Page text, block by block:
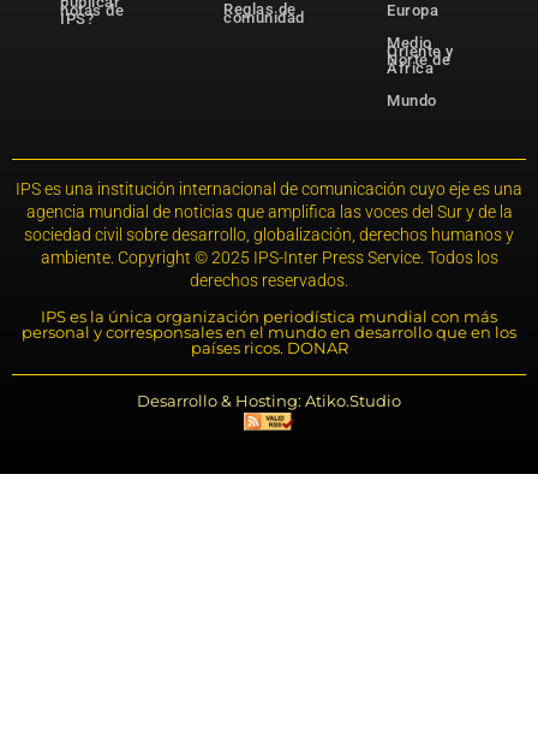
notas de
IPS?
Reglas de
comunidad
Europa
Medio
Oriente y
Norte de
África
Mundo
IPS es una institución internacional de comunicación cuyo eje es una
agencia mundial de noticias que amplifica las voces del Sur y de la
sociedad civil sobre desarrollo, globalización, derechos humanos y
ambiente. Copyright © 2025 IPS-Inter Press Service. Todos los
derechos reservados.
IPS es la única organización periodística mundial con más
personal y corresponsales en el mundo en desarrollo que en los
países ricos. DONAR
Desarrollo & Hosting: Atiko.Studio